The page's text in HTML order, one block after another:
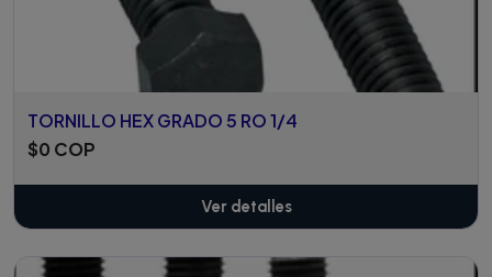
TORNILLO HEX GRADO 5 RO 1/4
$0 COP
Ver detalles